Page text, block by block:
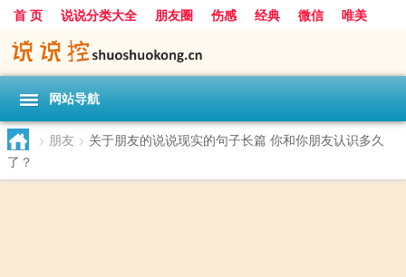
首 页 说说分类大全 朋友圈 伤感 经典 微信
唯美
励志
爱情 搞笑
网站导航
> 朋友 > 关于朋友的说说现实的句子长篇 你和你朋友认识多久
了？